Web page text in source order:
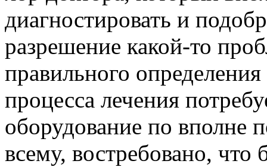
диагностировать и
разрешение какой-то
правильного
процесса лечения
оборудование по вполне
всему, востребовано,